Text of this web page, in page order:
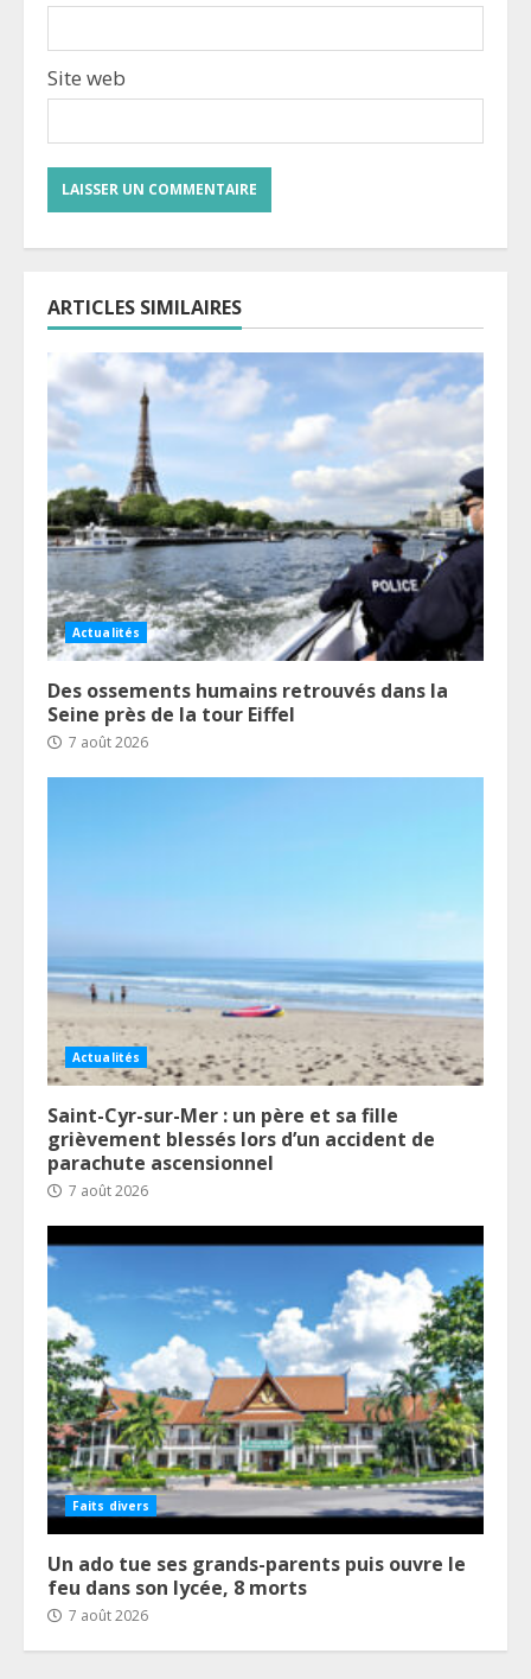
Site web
ARTICLES SIMILAIRES
Actualités
Des ossements humains retrouvés dans la
Seine près de la tour Eiffel
7 août 2026
Actualités
Saint-Cyr-sur-Mer : un père et sa fille
grièvement blessés lors d’un accident de
parachute ascensionnel
7 août 2026
Faits divers
Un ado tue ses grands-parents puis ouvre le
feu dans son lycée, 8 morts
7 août 2026